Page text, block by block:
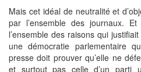
Mais cet idéal de neutralité et
par l’ensemble des journaux.
l’ensemble des raisons qui
une démocratie parlementaire
presse doit prouver qu’elle ne
et surtout pas celle d’un parti